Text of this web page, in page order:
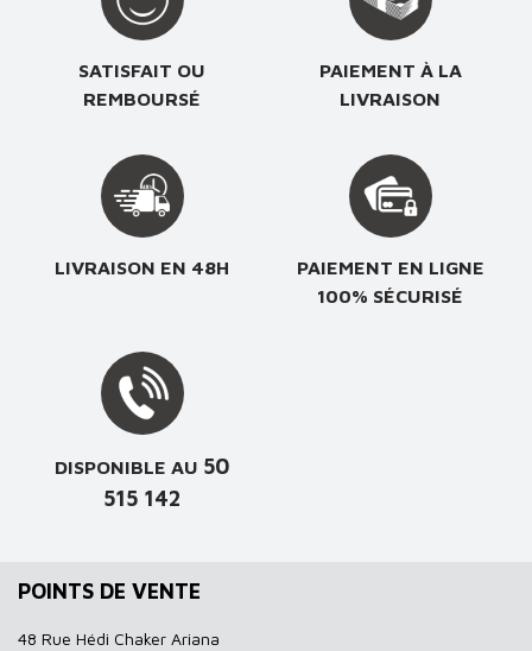
SATISFAIT OU
REMBOURSÉ
PAIEMENT À LA
LIVRAISON
LIVRAISON EN 48H
PAIEMENT EN LIGNE
100% SÉCURISÉ
DISPONIBLE AU 50
515 142
POINTS DE VENTE
48 Rue Hédi Chaker Ariana